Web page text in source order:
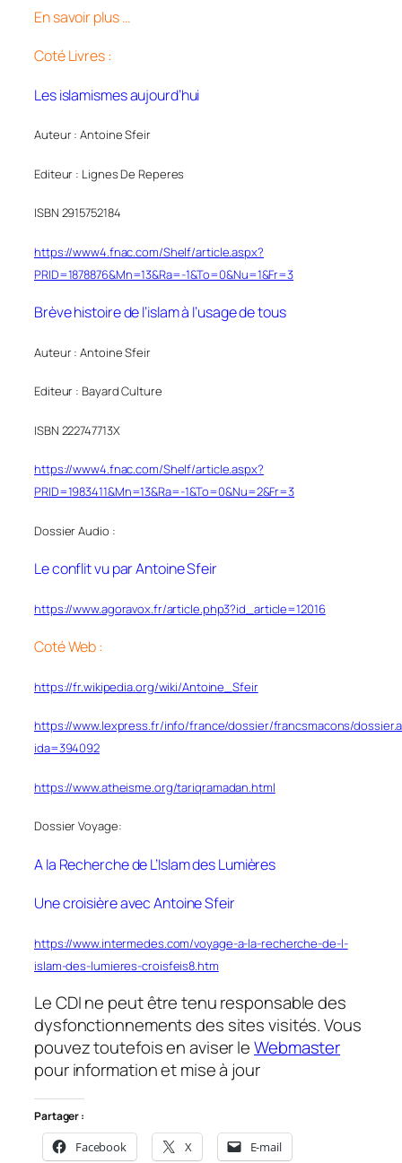
En savoir plus …
Coté Livres :
Les islamismes aujourd’hui
Auteur : Antoine Sfeir
Editeur : Lignes De Reperes
ISBN 2915752184
https://www4.fnac.com/Shelf/article.aspx?
PRID=1878876&Mn=13&Ra=-1&To=0&Nu=1&Fr=3
Brève histoire de l’islam à l’usage de tous
Auteur : Antoine Sfeir
Editeur : Bayard Culture
ISBN 222747713X
https://www4.fnac.com/Shelf/article.aspx?
PRID=1983411&Mn=13&Ra=-1&To=0&Nu=2&Fr=3
Dossier Audio :
Le conflit vu par Antoine Sfeir
https://www.agoravox.fr/article.php3?id_article=12016
Coté Web :
https://fr.wikipedia.org/wiki/Antoine_Sfeir
https://www.lexpress.fr/info/france/dossier/francsmacons/
ida=394092
https://www.atheisme.org/tariqramadan.html
Dossier Voyage:
A la Recherche de L’Islam des Lumières
Une croisière avec Antoine Sfeir
https://www.intermedes.com/voyage-a-la-recherche-de-l-
islam-des-lumieres-croisfeis8.htm
Le CDI ne peut être tenu responsable des
dysfonctionnements des sites visités. Vous
pouvez toutefois en aviser leWebmaster
pour information et mise à jour
Partager :
Facebook X E-mail